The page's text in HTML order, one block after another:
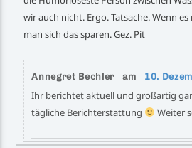
wir auch nicht. Ergo. Tatsache. Wenn
man sich das sparen. Gez. Pit
Annegret Bechler am 10.
Ihr berichtet aktuell und großartig
tägliche Berichterstattung
Weiter